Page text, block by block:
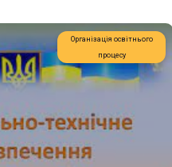
Організація освітнього
процесу